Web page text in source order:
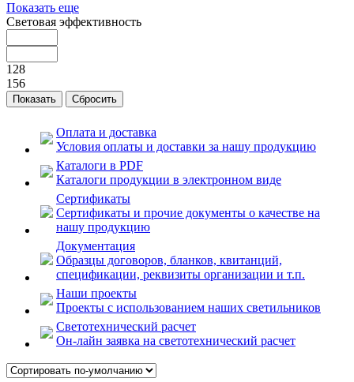
Показать еще
Световая эффективность
128
156
Оплата и доставка
Условия оплаты и доставки за нашу продукцию
Каталоги в PDF
Каталоги продукции в электронном виде
Сертификаты
Сертификаты и прочие документы о качестве на
нашу продукцию
Документация
Образцы договоров, бланков, квитанций,
спецификации, реквизиты организации и т.п.
Наши проекты
Проекты с использованием наших светильников
Светотехнический расчет
Он-лайн заявка на светотехнический расчет